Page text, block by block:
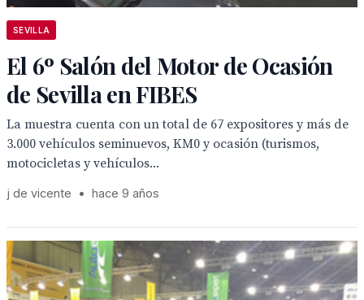
SEVILLA
El 6º Salón del Motor de Ocasión
de Sevilla en FIBES
La muestra cuenta con un total de 67 expositores y más de
3.000 vehículos seminuevos, KM0 y ocasión (turismos,
motocicletas y vehículos...
j de vicente • hace 9 años